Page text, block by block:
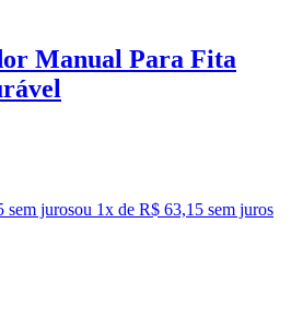
Manual Para Fita
sem jurosou 1x de R$ 63,15 sem juros